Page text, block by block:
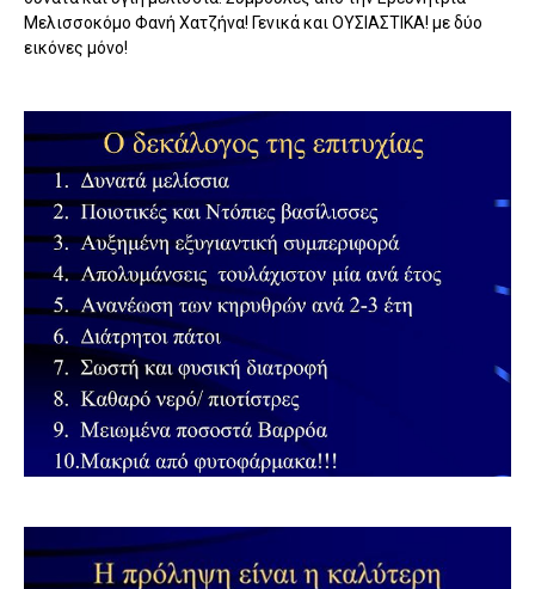
Μελισσοκόμο Φανή Χατζήνα! Γενικά και ΟΥΣΙΑΣΤΙΚΑ! με δύο
εικόνες μόνο!